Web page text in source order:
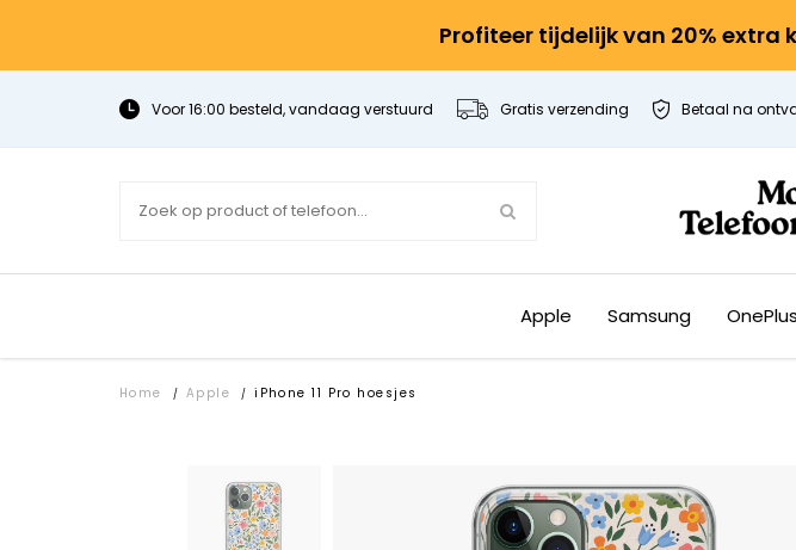
Profiteer tijdelijk van 20% extra
Voor 16:00 besteld, vandaag verstuurd Gratis verzending Betaal na
Apple Samsung OnePlus
Home / Apple / iPhone 11 Pro hoesjes